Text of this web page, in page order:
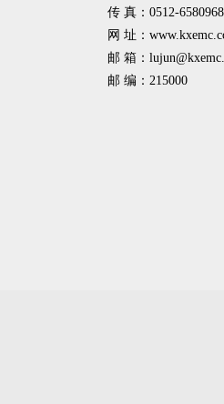
传 真：0512-
网 址：
邮 箱：
邮 编：215000